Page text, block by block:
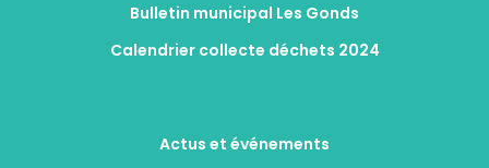
Bulletin municipal Les Gonds
Calendrier collecte déchets 2024
Actus et événements